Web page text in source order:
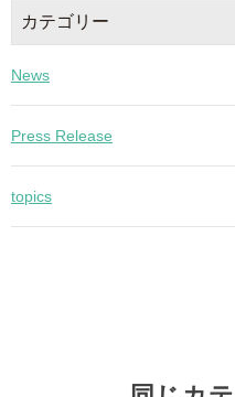
カテゴリー
News
Press Release
topics